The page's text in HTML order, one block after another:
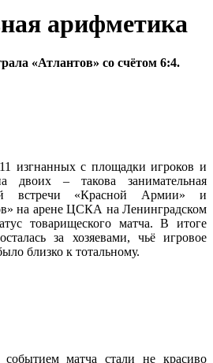
арифметика
«Атлантов» со счётом 6:4.
изгнанных с площадки игроков и
– такова занимательная
встречи «Красной Армии» и
на арене ЦСКА на Ленинградском
товарищеского матча. В итоге
за хозяевами, чьё игровое
близко к тотальному.
матча стали не красиво